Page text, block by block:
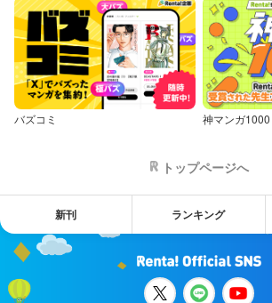
バズコミ 神マンガ1000
トップページへ
新刊 ランキング